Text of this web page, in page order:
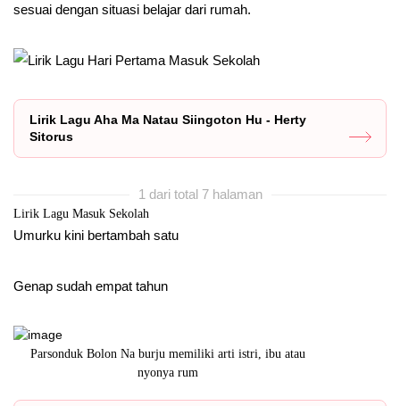
sesuai dengan situasi belajar dari rumah.
Lirik Lagu Aha Ma Natau Siingoton Hu - Herty
Sitorus
1 dari total 7 halaman
Lirik Lagu Masuk Sekolah
Umurku kini bertambah satu
Genap sudah empat tahun
Parsonduk Bolon Na burju memiliki arti istri, ibu atau
nyonya rum